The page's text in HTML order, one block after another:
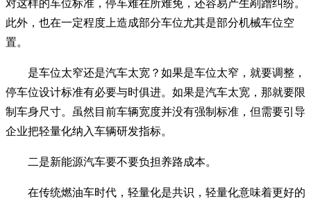
对这样的车位标准，停车难在所难免，还容易产生剐蹭纠纷。
此外，也在一定程度上造成部分车位尤其是部分机械车位空
置。
是车位太窄还是汽车太宽？如果是车位太窄，就要调整，
停车位设计标准有必要与时俱进。如果是汽车太宽，那就要限
制车身尺寸。虽然目前车辆宽度并没有强制标准，但需要引导
企业把轻量化纳入车辆研发指标。
二是新能源汽车要不要负担养路成本。
在传统燃油车时代，轻量化是共识，轻量化意味着更好的